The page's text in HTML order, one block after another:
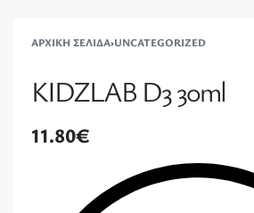
ΑΡΧΙΚΉ ΣΕΛΊΔΑ›UNCATEGORIZED
KIDZLAB D3 30ml
11.80€